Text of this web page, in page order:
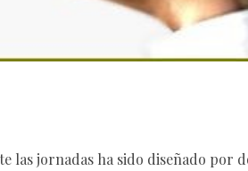
las jornadas ha sido diseñado por